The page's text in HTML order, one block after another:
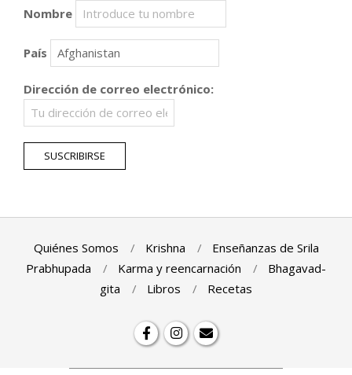
Nombre
País
Dirección de correo electrónico:
Quiénes Somos Krishna
Enseñanzas de Srila
Prabhupada
Karma y reencarnación
Bhagavad-
gita
Libros Recetas